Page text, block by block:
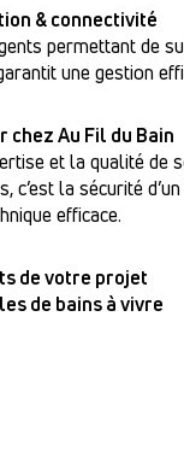
& connectivité
permettant de
une gestion
chez Au Fil du Bain
et la qualité de
la sécurité
efficace.
de votre projet
de bains à vivre